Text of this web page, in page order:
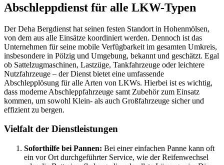
Abschleppdienst für alle LKW-Typen
Der Deha Bergdienst hat seinen festen Standort in Hohenmölsen,
von dem aus alle Einsätze koordiniert werden. Dennoch ist das
Unternehmen für seine mobile Verfügbarkeit im gesamten Umkreis,
insbesondere in Pölzig und Umgebung, bekannt und geschätzt. Egal
ob Sattelzugmaschinen, Lastzüge, Tankfahrzeuge oder leichtere
Nutzfahrzeuge – der Dienst bietet eine umfassende
Abschlepplösung für alle Arten von LKWs. Hierbei ist es wichtig,
dass moderne Abschleppfahrzeuge samt Zubehör zum Einsatz
kommen, um sowohl Klein- als auch Großfahrzeuge sicher und
effizient zu bergen.
Vielfalt der Dienstleistungen
Soforthilfe bei Pannen: Bei einer einfachen Panne kann oft
ein vor Ort durchgeführter Service, wie der Reifenwechsel